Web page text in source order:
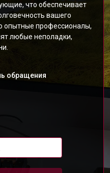
что обеспечивает
вашего
опытные профессионалы,
любые неполадки,
обращения